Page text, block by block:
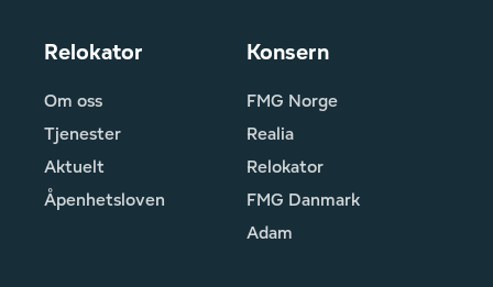
Relokator
Om oss
Tjenester
Aktuelt
Åpenhetsloven
Konsern
FMG Norge
Realia
Relokator
FMG Danmark
Adam